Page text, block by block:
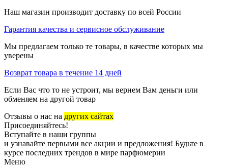
Наш магазин производит доставку по всей России
Гарантия качества и сервисное обслуживание
Мы предлагаем только те товары, в качестве которых мы
уверены
Возврат товара в течение 14 дней
Если Вас что то не устроит, мы вернем Вам деньги или
обменяем на другой товар
Отзывы о нас на других сайтах
Присоединяйтесь!
Вступайте в наши группы
и узнавайте первыми все акции и предложения! Будьте в
курсе последних трендов в мире парфюмерии
Меню